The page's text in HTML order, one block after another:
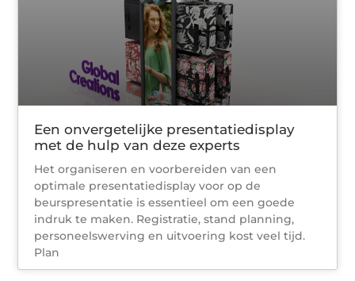
Een onvergetelijke presentatiedisplay
met de hulp van deze experts
Het organiseren en voorbereiden van een
optimale presentatiedisplay voor op de
beurspresentatie is essentieel om een goede
indruk te maken. Registratie, stand planning,
personeelswerving en uitvoering kost veel tijd.
Plan